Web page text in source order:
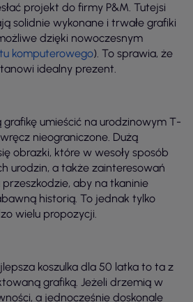
projekt do firmy P&M. Tutejsi
solidnie wykonane i trwałe grafiki
dzięki nowoczesnym
komputerowego). To sprawia, że
idealny prezent.
grafikę umieścić na urodzinowym T-
nieograniczone. Dużą
obrazki, które w wesoły sposób
urodzin, a także zainteresowań
aby na tkaninie
historią. To jednak tylko
wielu propozycji.
koszulka dla 50 latka to ta z
grafiką. Jeżeli drzemią w
a jednocześnie doskonale